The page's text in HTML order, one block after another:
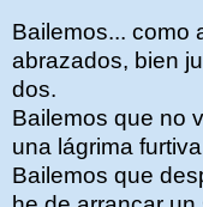
Bailemos... como
abrazados, bien
dos.
Bailemos que no
una lágrima
Bailemos que